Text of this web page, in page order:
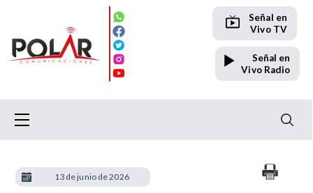
Señal en
Vivo TV
Señal en
Vivo Radio
13 de junio de 2026